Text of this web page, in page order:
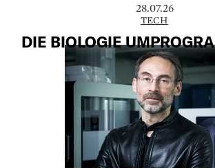
28.07.26
TECH
DIE BIOLOGIE